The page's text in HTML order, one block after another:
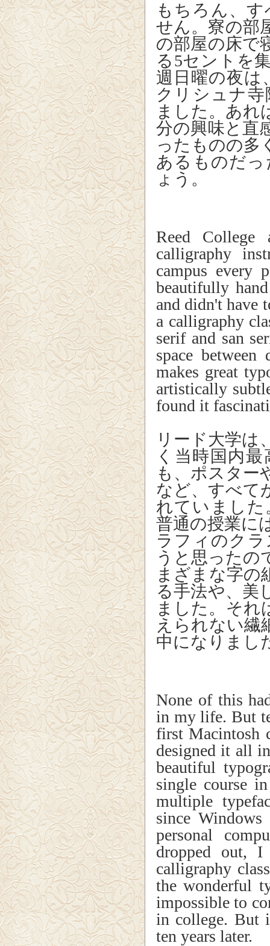
もちろん、
せん。寮の部
の部屋の床で
る5セントを
週日曜の夜は
クリシュナ
ました。あれ
分の興味と直
ったものの多
あるものだ
ょう。
Reed College
calligraphy
campus every
beautifully
and didn't have
a calligraphy
serif and san
space
makes great
artistically
found it
リード大学は
く当時国内
も、ポスター
など、すべて
れていまし
普通の授業に
ラフィのク
うと思ったの
まざまな字の
る手法や、美
ました。それ
えられない繊
中になりまし
None of this
in my life. But
first Macintosh
designed it all
beautiful
single course
multiple
since
personal
dropped out,
calligraphy
the wonderful
impossible to
in college. But
ten years later.